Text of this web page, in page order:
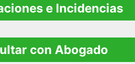
e Incidencias
con Abogado